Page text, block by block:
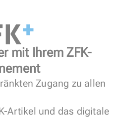
mit Ihrem ZFK-
Zugang zu allen
Artikel und das digitale